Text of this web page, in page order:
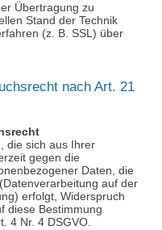
Übertragung zu
Stand der Technik
(z. B. SSL) über
nach Art. 21
die sich aus Ihrer
gegen die
Daten, die
auf der
erfolgt, Widerspruch
diese Bestimmung
4 Nr. 4 DSGVO.